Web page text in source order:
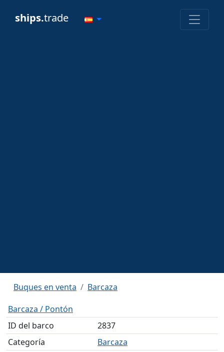
ships.trade
Buques en venta
Barcaza
Barcaza / Pontón
ID del barco
2837
Categoría
Barcaza